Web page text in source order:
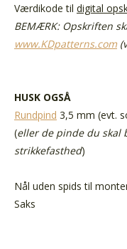
Værdikode til digital
BEMÆRK: Opskriften
www.KDpatterns.com
HUSK OGSÅ
Rundpind 3,5 mm (evt.
(eller de pinde du skal
strikkefasthed)
Nål uden spids til
Saks